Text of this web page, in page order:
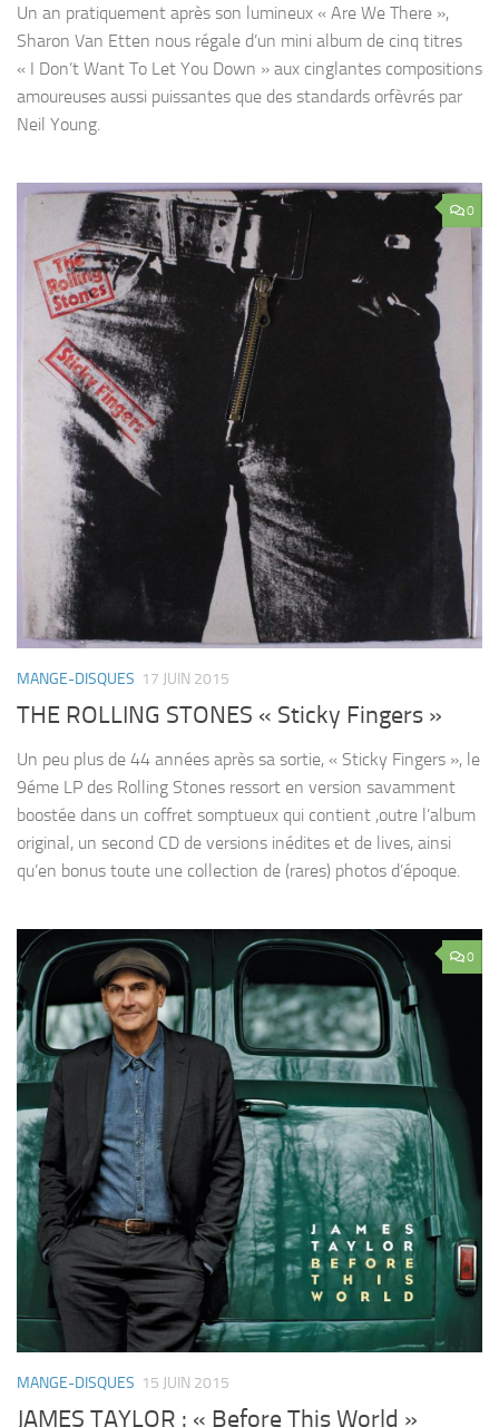
Un an pratiquement après son lumineux « Are We There »,
Sharon Van Etten nous régale d’un mini album de cinq titres
« I Don’t Want To Let You Down » aux cinglantes compositions
amoureuses aussi puissantes que des standards orfèvrés par
Neil Young.
0
MANGE-DISQUES 17 JUIN 2015
THE ROLLING STONES « Sticky Fingers »
Un peu plus de 44 années après sa sortie, « Sticky Fingers », le
9éme LP des Rolling Stones ressort en version savamment
boostée dans un coffret somptueux qui contient ,outre l’album
original, un second CD de versions inédites et de lives, ainsi
qu’en bonus toute une collection de (rares) photos d’époque.
0
MANGE-DISQUES 15 JUIN 2015
JAMES TAYLOR : « Before This World »